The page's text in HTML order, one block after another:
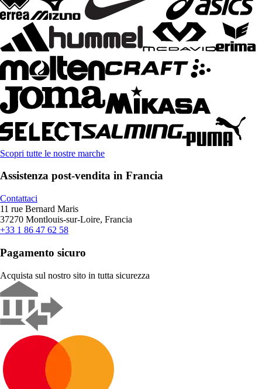
Scopri tutte le nostre marche
Assistenza post-vendita in Francia
Contattaci
11 rue Bernard Maris
37270 Montlouis-sur-Loire, Francia
+33 1 86 47 62 58
Pagamento sicuro
Acquista sul nostro sito in tutta sicurezza